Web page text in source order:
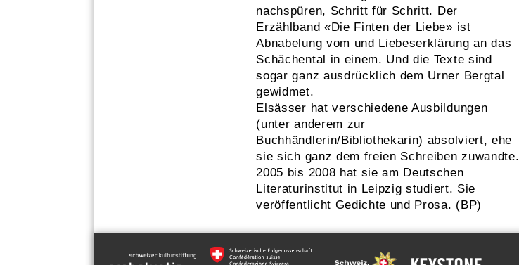
nachspüren, Schritt für Schritt. Der
Erzählband «Die Finten der Liebe» ist
Abnabelung vom und Liebeserklärung an das
Schächental in einem. Und die Texte sind
sogar ganz ausdrücklich dem Urner Bergtal
gewidmet.
Elsässer hat verschiedene Ausbildungen
(unter anderem zur
Buchhändlerin/Bibliothekarin) absolviert, ehe
sie sich ganz dem freien Schreiben zuwandte.
2005 bis 2008 hat sie am Deutschen
Literaturinstitut in Leipzig studiert. Sie
veröffentlicht Gedichte und Prosa. (BP)
F T